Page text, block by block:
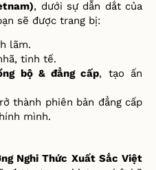
, dưới sựdẫn dắt của
ạn sẽ được trang bị:
lãm.
tinh tế.
ng bộ&đẳng cấp, tạo ấn
ở thành phiên bản đẳng cấp
mình.
Nghi Thức Xuất Sắc Việt